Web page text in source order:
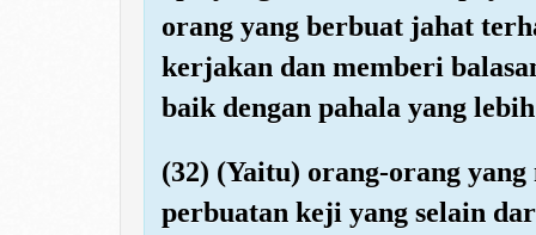
orang yang berbuat jahat
kerjakan dan memberi
baik dengan pahala yang
(32) (Yaitu) orang-orang yang
perbuatan keji yang selain